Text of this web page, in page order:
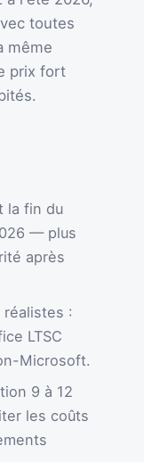
toutes
même
prix fort
la fin du
— plus
après
réalistes :
LTSC
Microsoft.
9 à 12
les coûts